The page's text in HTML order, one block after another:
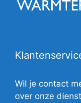
Wil je contact
over onze